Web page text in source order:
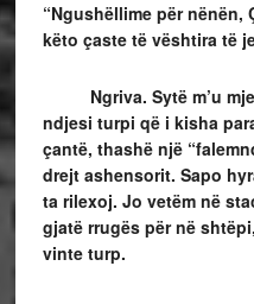
“Ngushëllime për nënën,
këto çaste të vështira të
Ngriva. Sytë m’u
ndjesi turpi që i kisha
çantë, thashë një
drejt ashensorit. Sapo
ta rilexoj. Jo vetëm në
gjatë rrugës për në
vinte turp.